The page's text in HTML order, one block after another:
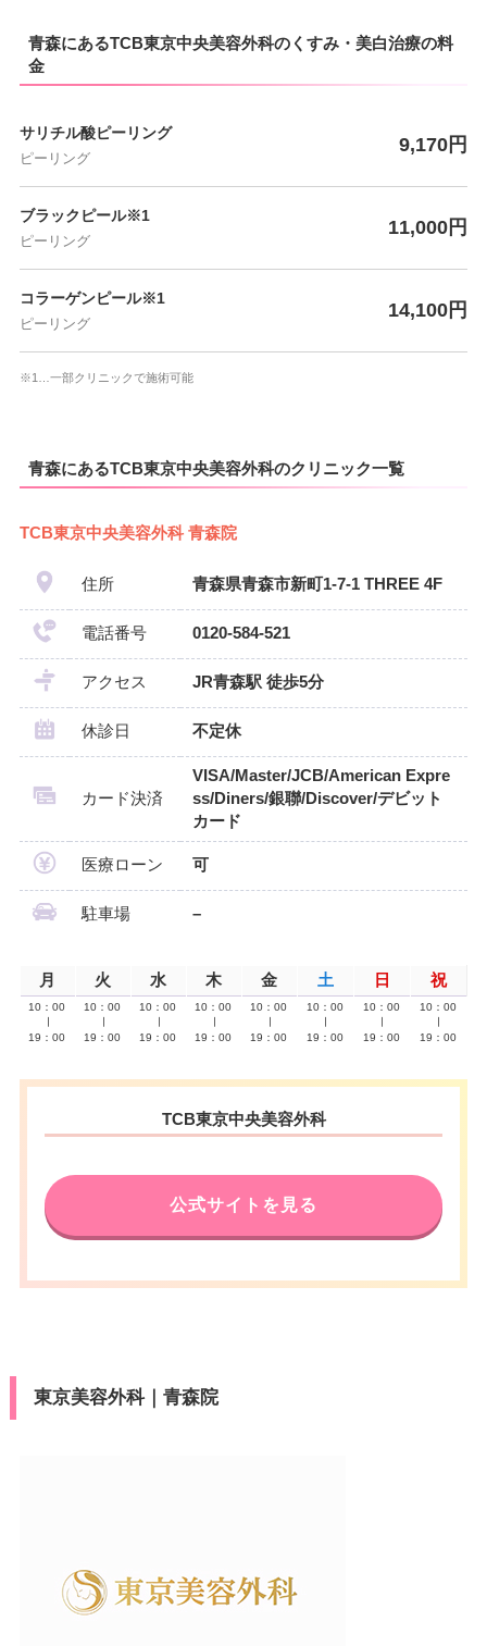
青森にあるTCB東京中央美容外科のくすみ・美白治療の料
金
サリチル酸ピーリング
ピーリング
9,170円
ブラックピール※1
ピーリング
11,000円
コラーゲンピール※1
ピーリング
14,100円
※1…一部クリニックで施術可能
青森にあるTCB東京中央美容外科のクリニック一覧
TCB東京中央美容外科 青森院
住所 青森県青森市新町1-7-1 THREE 4F
電話番号 0120-584-521
アクセス JR青森駅 徒歩5分
休診日 不定休
カード決済
VISA/Master/JCB/American Expre
ss/Diners/銀聯/Discover/デビット
カード
医療ローン 可
駐車場 –
月 火 水 木 金 土 日 祝
10：00
19：00
10：00
19：00
10：00
19：00
10：00
19：00
10：00
19：00
10：00
19：00
10：00
19：00
10：00
19：00
TCB東京中央美容外科
公式サイトを見る
東京美容外科｜青森院